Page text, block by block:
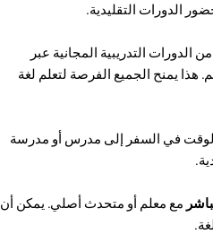
الدورات التقليدية.
الدورات التدريبية المجانية عبر
هذا يمنح الجميع الفرصة لتعلم لغة
الوقت في السفر إلى مدرس أو مدرسة
مع معلم أو متحدث أصلي. يمكن أن